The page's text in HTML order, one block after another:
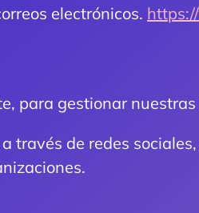
electrónicos.
para gestionar
través de redes